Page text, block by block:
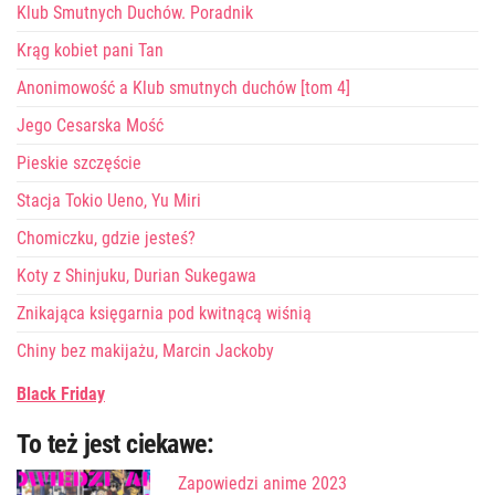
Klub Smutnych Duchów. Poradnik
Krąg kobiet pani Tan
Anonimowość a Klub smutnych duchów [tom 4]
Jego Cesarska Mość
Pieskie szczęście
Stacja Tokio Ueno, Yu Miri
Chomiczku, gdzie jesteś?
Koty z Shinjuku, Durian Sukegawa
Znikająca księgarnia pod kwitnącą wiśnią
Chiny bez makijażu, Marcin Jackoby
Black Friday
To też jest ciekawe:
Zapowiedzi anime 2023